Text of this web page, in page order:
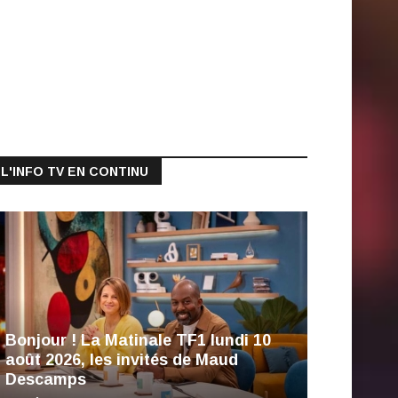
L'INFO TV EN CONTINU
Bonjour ! La Matinale TF1 lundi 10
août 2026, les invités de Maud
Descamps